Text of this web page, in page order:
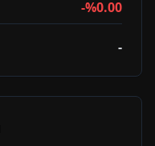
-%0.00
-